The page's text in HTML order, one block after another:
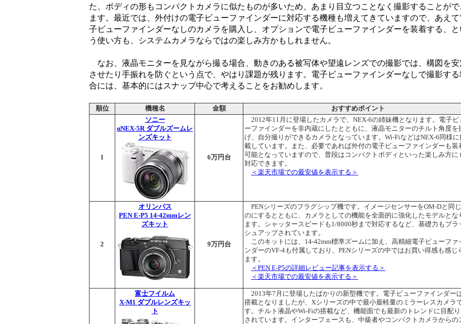
た、ボディの形もコンパクトカメラに似たものが多いため、あまり目立つことなく撮影することがで
ます。最近では、外付けの電子ビューファインダーに対応する機種も増えてきていますので、あえて
子ビューファインダーなしのカメラを購入し、オプションで電子ビューファインダーを装着する、と
う使い方も、システムカメラならではの楽しみ方かもしれません。
なお、液晶モニターを見ながら撮る場合、動きのある被写体や望遠レンズでの撮影では、構図を安
させたり手振れを防ぐという点で、やはり課題が残ります。電子ビューファインダーなしで撮影する
合には、基本的にはスナップ中心で考えることをお勧めします。
順位 機種名 金額 おすすめポイント
1
ソニー
αNEX-5R ダブルズームレ
ンズキット
6万円台
2012年11月に登場したカメラで、NEX-6の姉妹機となります。電子ビ
ーファインダーを非内蔵にしたとともに、液晶モニターのチルト角度を
げ、自分撮りができるカメラとなっています。Wi-FiなどはNEX-6同様に
載しています。また、必要であれば外付の電子ビューファインダーも装
可能となっていますので、普段はコンパクトボディといった楽しみ方に
対応できます。
＜楽天市場での最安値を表示する＞
2
オリンパス
PEN E-P5 14-42mmレン
ズキット
9万円台
PENシリーズのフラグシップ機です。イメージセンサーをOM-Dと同
のにするとともに、カメラとしての機能を全面的に強化したモデルとな
ます。シャッタースピードも1/8000秒まで対応するなど、基礎力もブラ
シュアップされています。
このキットには、14-42mm標準ズームに加え、高精細電子ビューファ
ンダーのVF-4も付属しており、PENシリーズの中ではお買い得感も感じ
ます。
＜PEN E-P5の詳細レビュー記事を表示する＞
＜楽天市場での最安値を表示する＞
富士フイルム
X-M1 ダブルレンズキッ
ト
2013年7月に登場したばかりの新型機です。電子ビューファインダー
搭載となりましたが、Xシリーズの中で最小最軽量のミラーレスカメラ
す。チルト液晶やWi-Fiの搭載など、機能面でも最新のトレンドに目配
されています。インターフェースも、中級者やコンパクトカメラからの